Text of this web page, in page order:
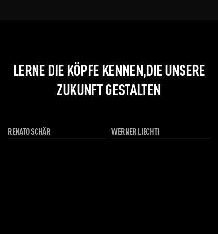
LERNE DIE KÖPFE KENNEN,DIE UNSERE
ZUKUNFT GESTALTEN
RENATO SCHÄR WERNER LIECHTI